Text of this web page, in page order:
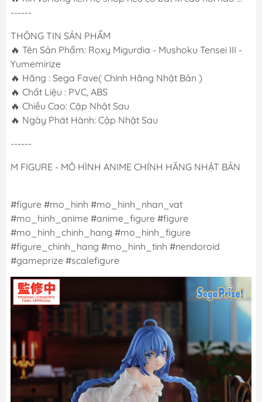
------
THÔNG TIN SẢN PHẨM
🔥 Tên Sản Phẩm: Roxy Migurdia - Mushoku Tensei III -
Yumemirize
🔥 Hãng : Sega Fave( Chính Hãng Nhật Bản )
🔥 Chất Liệu : PVC, ABS
🔥 Chiều Cao: Cập Nhật Sau
🔥 Ngày Phát Hành: Cập Nhật Sau
------
M FIGURE - MÔ HÌNH ANIME CHÍNH HÃNG NHẬT BẢN
#figure #mo_hinh #mo_hinh_nhan_vat
#mo_hinh_anime #anime_figure #figure
#mo_hinh_chinh_hang #mo_hinh_figure
#figure_chinh_hang #mo_hinh_tinh #nendoroid
#gameprize #scalefigure